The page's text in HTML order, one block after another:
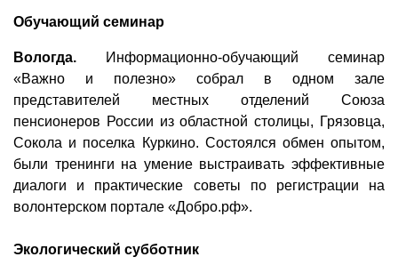
Обучающий семинар
Вологда. Информационно-обучаю­щий семинар
«Важно и полезно» собрал в одном зале
представителей местных отделений Союза
пенсионеров России из областной столицы, Грязовца,
Сокола и поселка Куркино. Состоялся обмен опытом,
были тренинги на умение выстраивать эффективные
диалоги и практические советы по регистрации на
волонтерском портале «Добро.рф».
Экологический субботник